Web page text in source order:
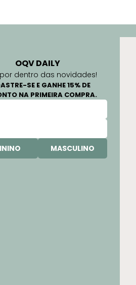
OQV DAILY
dentro das novidades!
SE E GANHE 15% DE
NA PRIMEIRA COMPRA.
MASCULINO